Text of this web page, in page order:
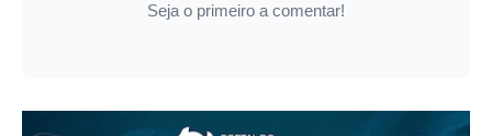
Seja o primeiro a comentar!